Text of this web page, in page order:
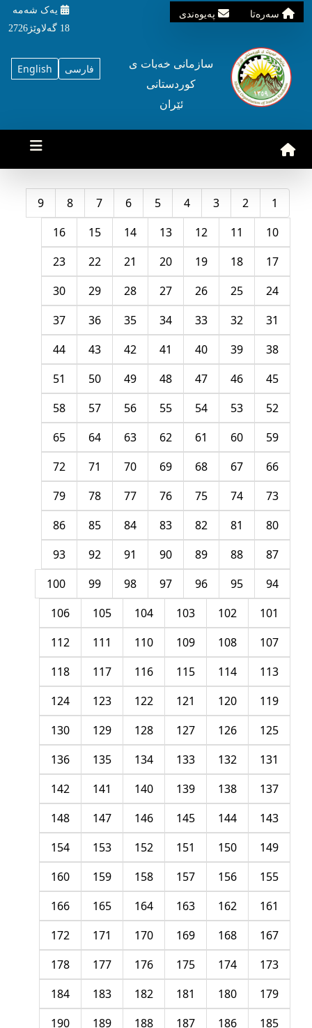
سه‌ره‌تا په‌یوه‌ندی
یه‌ک شه‌مه‌
18 گه‌لاوێژ2726
English فارسی
سازمانی خه‌بات ی
کوردستانی
ئێران
1
2
3
4
5
6
7
8
9
10
11
12
13
14
15
16
17
18
19
20
21
22
23
24
25
26
27
28
29
30
31
32
33
34
35
36
37
38
39
40
41
42
43
44
45
46
47
48
49
50
51
52
53
54
55
56
57
58
59
60
61
62
63
64
65
66
67
68
69
70
71
72
73
74
75
76
77
78
79
80
81
82
83
84
85
86
87
88
89
90
91
92
93
94
95
96
97
98
99
100
101
102
103
104
105
106
107
108
109
110
111
112
113
114
115
116
117
118
119
120
121
122
123
124
125
126
127
128
129
130
131
132
133
134
135
136
137
138
139
140
141
142
143
144
145
146
147
148
149
150
151
152
153
154
155
156
157
158
159
160
161
162
163
164
165
166
167
168
169
170
171
172
173
174
175
176
177
178
179
180
181
182
183
184
185
186
187
188
189
190